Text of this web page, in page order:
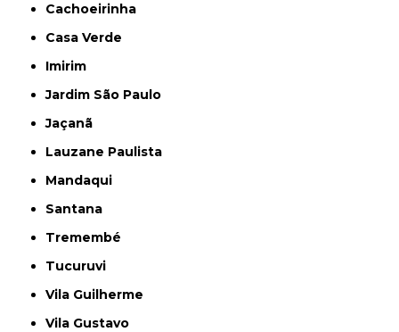
Cachoeirinha
Casa Verde
Imirim
Jardim São Paulo
Jaçanã
Lauzane Paulista
Mandaqui
Santana
Tremembé
Tucuruvi
Vila Guilherme
Vila Gustavo